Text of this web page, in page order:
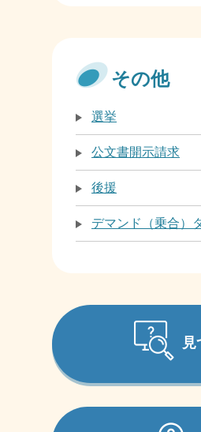
その他
選挙
公文書開示請求
後援
デマンド（乗合）